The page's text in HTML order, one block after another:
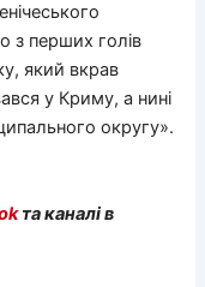
з перших голів
який вкрав
у Криму, а нині
округу».
та каналі в